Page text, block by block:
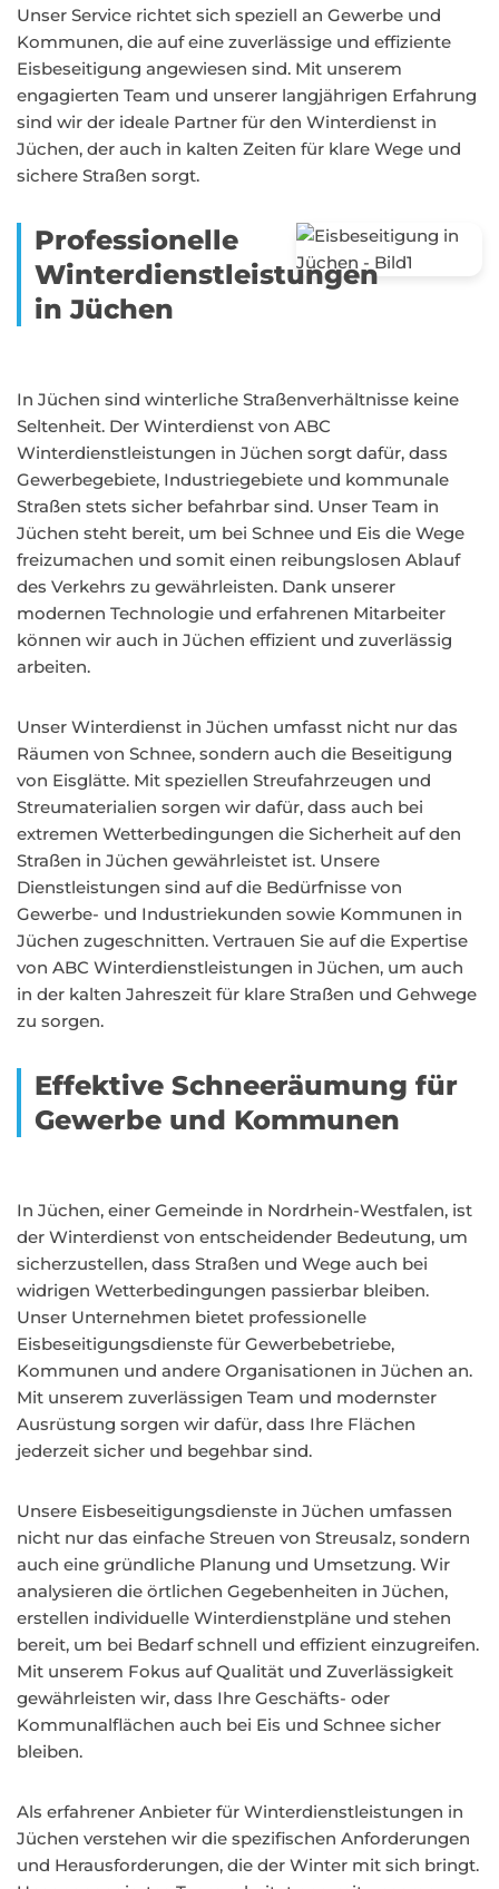
Unser Service richtet sich speziell an Gewerbe und
Kommunen, die auf eine zuverlässige und effiziente
Eisbeseitigung angewiesen sind. Mit unserem
engagierten Team und unserer langjährigen Erfahrung
sind wir der ideale Partner für den Winterdienst in
Jüchen, der auch in kalten Zeiten für klare Wege und
sichere Straßen sorgt.
Professionelle
Winterdienstleistungen
in Jüchen
In Jüchen sind winterliche Straßenverhältnisse keine
Seltenheit. Der Winterdienst von ABC
Winterdienstleistungen in Jüchen sorgt dafür, dass
Gewerbegebiete, Industriegebiete und kommunale
Straßen stets sicher befahrbar sind. Unser Team in
Jüchen steht bereit, um bei Schnee und Eis die Wege
freizumachen und somit einen reibungslosen Ablauf
des Verkehrs zu gewährleisten. Dank unserer
modernen Technologie und erfahrenen Mitarbeiter
können wir auch in Jüchen effizient und zuverlässig
arbeiten.
Unser Winterdienst in Jüchen umfasst nicht nur das
Räumen von Schnee, sondern auch die Beseitigung
von Eisglätte. Mit speziellen Streufahrzeugen und
Streumaterialien sorgen wir dafür, dass auch bei
extremen Wetterbedingungen die Sicherheit auf den
Straßen in Jüchen gewährleistet ist. Unsere
Dienstleistungen sind auf die Bedürfnisse von
Gewerbe- und Industriekunden sowie Kommunen in
Jüchen zugeschnitten. Vertrauen Sie auf die Expertise
von ABC Winterdienstleistungen in Jüchen, um auch
in der kalten Jahreszeit für klare Straßen und Gehwege
zu sorgen.
Effektive Schneeräumung für
Gewerbe und Kommunen
In Jüchen, einer Gemeinde in Nordrhein-Westfalen, ist
der Winterdienst von entscheidender Bedeutung, um
sicherzustellen, dass Straßen und Wege auch bei
widrigen Wetterbedingungen passierbar bleiben.
Unser Unternehmen bietet professionelle
Eisbeseitigungsdienste für Gewerbebetriebe,
Kommunen und andere Organisationen in Jüchen an.
Mit unserem zuverlässigen Team und modernster
Ausrüstung sorgen wir dafür, dass Ihre Flächen
jederzeit sicher und begehbar sind.
Unsere Eisbeseitigungsdienste in Jüchen umfassen
nicht nur das einfache Streuen von Streusalz, sondern
auch eine gründliche Planung und Umsetzung. Wir
analysieren die örtlichen Gegebenheiten in Jüchen,
erstellen individuelle Winterdienstpläne und stehen
bereit, um bei Bedarf schnell und effizient einzugreifen.
Mit unserem Fokus auf Qualität und Zuverlässigkeit
gewährleisten wir, dass Ihre Geschäfts- oder
Kommunalflächen auch bei Eis und Schnee sicher
bleiben.
Als erfahrener Anbieter für Winterdienstleistungen in
Jüchen verstehen wir die spezifischen Anforderungen
und Herausforderungen, die der Winter mit sich bringt.